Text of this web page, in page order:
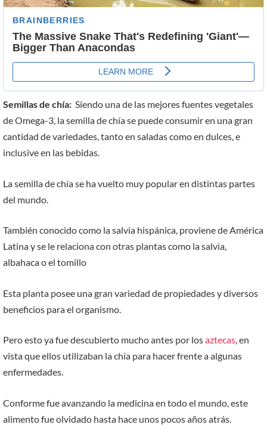
Semillas de chía: Siendo una de las mejores fuentes vegetales
de Omega-3, la semilla de chía se puede consumir en una gran
cantidad de variedades, tanto en saladas como en dulces, e
inclusive en las bebidas.
La semilla de chía se ha vuelto muy popular en distintas partes
del mundo.
También conocido como la salvia hispánica, proviene de América
Latina y se le relaciona con otras plantas como la salvia,
albahaca o el tomillo
Esta planta posee una gran variedad de propiedades y diversos
beneficios para el organismo.
Pero esto ya fue descubierto mucho antes por losaztecas, en
vista que ellos utilizaban la chía para hacer frente a algunas
enfermedades.
Conforme fue avanzando la medicina en todo el mundo, este
alimento fue olvidado hasta hace unos pocos años atrás.